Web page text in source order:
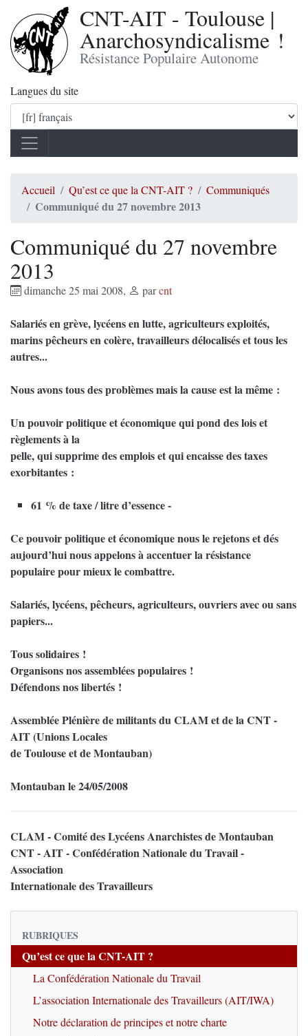
CNT-AIT - Toulouse |
Anarchosyndicalisme !
Résistance Populaire Autonome
Langues du site
Accueil Qu’est ce que la CNT-AIT ? Communiqués
Communiqué du 27 novembre 2013
Communiqué du 27 novembre
2013
dimanche 25 mai 2008, parcnt
Salariés en grève, lycéens en lutte, agriculteurs exploités,
marins pêcheurs en colère, travailleurs délocalisés et tous les
autres...
Nous avons tous des problèmes mais la cause est la même :
Un pouvoir politique et économique qui pond des lois et
règlements à la
pelle, qui supprime des emplois et qui encaisse des taxes
exorbitantes :
61 % de taxe / litre d’essence -
Ce pouvoir politique et économique nous le rejetons et dés
aujourd’hui nous appelons à accentuer la résistance
populaire pour mieux le combattre.
Salariés, lycéens, pêcheurs, agriculteurs, ouvriers avec ou sans
papiers...
Tous solidaires !
Organisons nos assemblées populaires !
Défendons nos libertés !
Assemblée Plénière de militants du CLAM et de la CNT -
AIT (Unions Locales
de Toulouse et de Montauban)
Montauban le 24/05/2008
CLAM - Comité des Lycéens Anarchistes de Montauban
CNT - AIT - Confédération Nationale du Travail -
Association
Internationale des Travailleurs
RUBRIQUES
Qu’est ce que la CNT-AIT ?
La Confédération Nationale du Travail
L’association Internationale des Travailleurs (AIT/IWA)
Notre déclaration de principes et notre charte